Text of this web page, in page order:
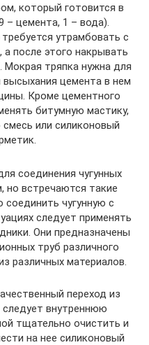
который готовится в
– цемента, 1 – вода).
утрамбовать с
а после этого накрывать
Мокрая тряпка нужна для
цемента в нем
Кроме цементного
битумную мастику,
или силиконовый
соединения чугунных
но встречаются такие
чугунную с
следует применять
Они предназначены
труб различного
различных материалов.
переход из
следует внутреннюю
тщательно очистить и
на нее силиконовый